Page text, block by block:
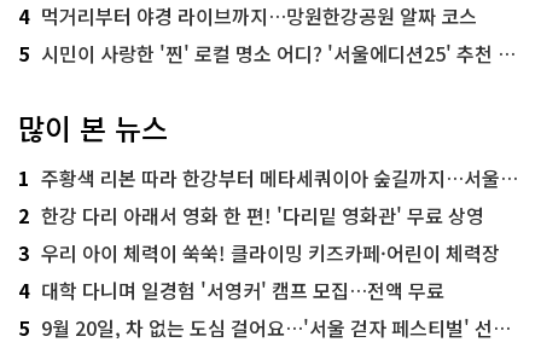
4 먹거리부터 야경 라이브까지…망원한강공원 알짜 코스
5 시민이 사랑한 '찐' 로컬 명소 어디? '서울에디션25' 추천 코스
많이 본 뉴스
1 주황색 리본 따라 한강부터 메타세쿼이아 숲길까지…서울둘레길 15코스
2 한강 다리 아래서 영화 한 편! '다리밑 영화관' 무료 상영
3 우리 아이 체력이 쑥쑥! 클라이밍 키즈카페·어린이 체력장
4 대학 다니며 일경험 '서영커' 캠프 모집…전액 무료
5 9월 20일, 차 없는 도심 걸어요…'서울 걷자 페스티벌' 선착순 5천명